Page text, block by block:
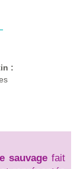
:
sauvagefait